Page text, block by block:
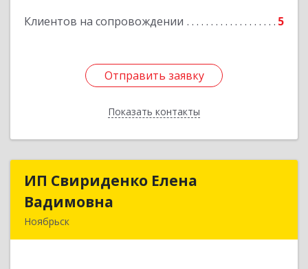
Клиентов на сопровождении 5
Отправить заявку
Показать контакты
Отправить заявку
Назад
ИП Свириденко Елена
Вадимовна
Ноябрьск
ИП Свириденко Елена